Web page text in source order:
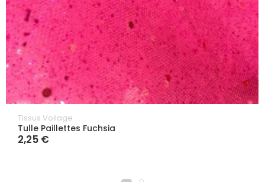
Tissus Voilage
Tulle Paillettes Fuchsia
2,25 €